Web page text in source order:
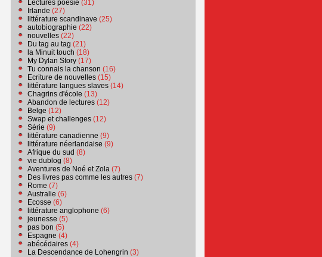
Lectures poésie (31)
Irlande (27)
littérature scandinave (25)
autobiographie (22)
nouvelles (22)
Du tag au tag (21)
la Minuit touch (18)
My Dylan Story (17)
Tu connais la chanson (16)
Ecriture de nouvelles (15)
littérature langues slaves (14)
Chagrins d'école (13)
Abandon de lectures (12)
Belge (12)
Swap et challenges (12)
Série (9)
littérature canadienne (9)
littérature néerlandaise (9)
Afrique du sud (8)
vie dublog (8)
Aventures de Noé et Zola (7)
Des livres pas comme les autres (7)
Rome (7)
Australie (6)
Ecosse (6)
littérature anglophone (6)
jeunesse (5)
pas bon (5)
Espagne (4)
abécédaires (4)
La Descendance de Lohengrin (3)